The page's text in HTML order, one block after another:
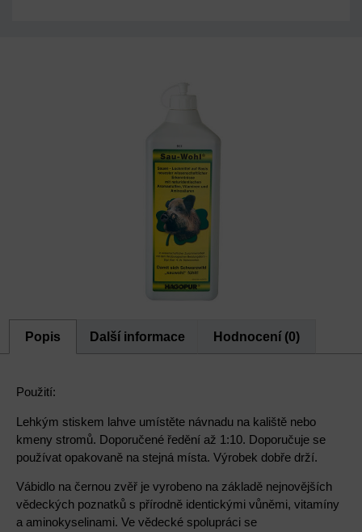
Popis Další informace Hodnocení (0)
Použití:
Lehkým stiskem lahve umístěte návnadu na kaliště nebo
kmeny stromů. Doporučené ředění až 1:10. Doporučuje se
používat opakovaně na stejná místa. Výrobek dobře drží.
Vábidlo na černou zvěř je vyrobeno na základě nejnovějších
vědeckých poznatků s přírodně identickými vůněmi, vitamíny
a aminokyselinami. Ve vědecké spolupráci se